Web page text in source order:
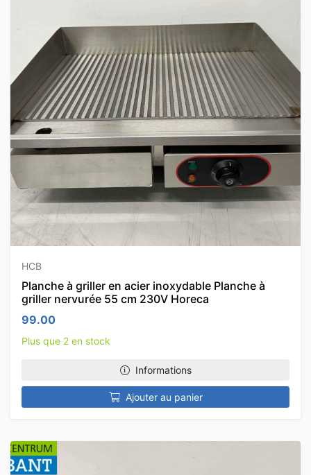
HCB
Planche à griller en acier inoxydable Planche à
griller nervurée 55 cm 230V Horeca
99.00
Plus que 2 en stock
Informations
Ajouter au panier